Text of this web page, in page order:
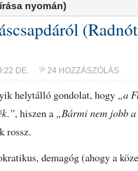
nyomán)
DE. 24 HOZZÁSZÓLÁS
helytálló gondolat, hogy „a
, hiszen a „Bármi nem jobb
rossz.
demagóg (ahogy a